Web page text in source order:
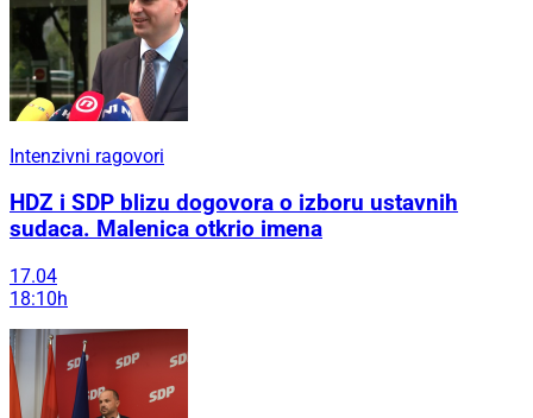
Intenzivni ragovori
HDZ i SDP blizu dogovora o izboru ustavnih
sudaca. Malenica otkrio imena
17.04
18:10h